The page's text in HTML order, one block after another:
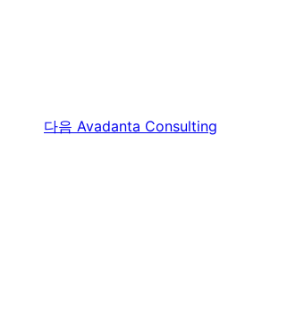
다음 Avadanta Consulting